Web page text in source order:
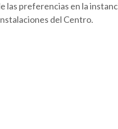
preferencias en la
del Centro.